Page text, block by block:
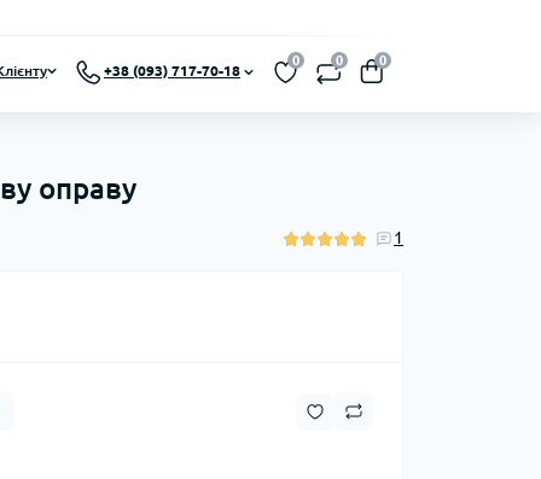
+38 (093) 717-70-18
0 0 0
оправу
1